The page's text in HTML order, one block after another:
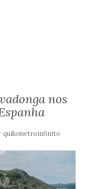
nos
quilometroinfinito